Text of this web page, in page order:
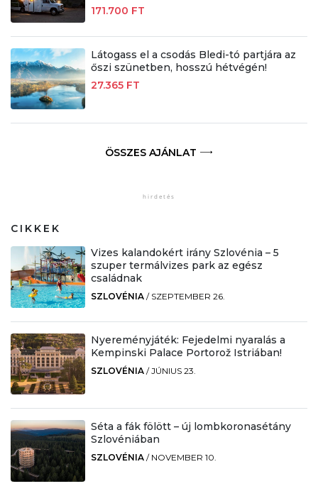
171.700 FT
Látogass el a csodás Bledi-tó partjára az
őszi szünetben, hosszú hétvégén!
27.365 FT
ÖSSZES AJÁNLAT
CIKKEK
Vizes kalandokért irány Szlovénia – 5
szuper termálvizes park az egész
családnak
SZLOVÉNIA / SZEPTEMBER 26.
Nyereményjáték: Fejedelmi nyaralás a
Kempinski Palace Portorož Istriában!
SZLOVÉNIA /JÚNIUS 23.
Séta a fák fölött – új lombkoronasétány
Szlovéniában
SZLOVÉNIA / NOVEMBER 10.